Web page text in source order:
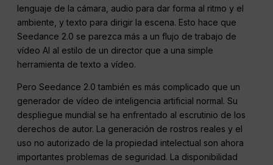
lenguaje de la cámara, audio para dar forma al ritmo y el
ambiente, y texto para dirigir la escena. Esto hace que
Seedance 2.0 se parezca más a un flujo de trabajo de
vídeo AI al estilo de un director que a una simple
herramienta de texto a vídeo.
Pero Seedance 2.0 también es más complicado que un
generador de vídeo de inteligencia artificial normal. Su
despliegue mundial se ha enfrentado al escrutinio de los
derechos de autor. La generación de rostros reales y el
uso no autorizado de la propiedad intelectual son ahora
importantes problemas de seguridad. La disponibilidad